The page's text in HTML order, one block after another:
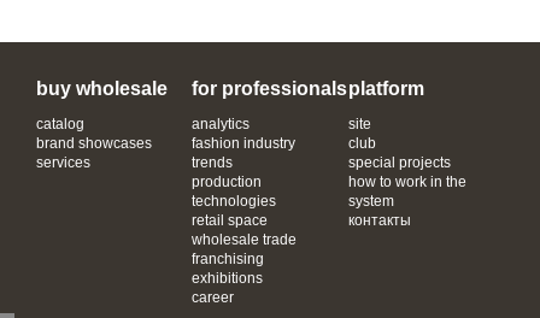
buy wholesale
catalog
brand showcases
services
for professionals
analytics
fashion industry
trends
production
technologies
retail space
wholesale trade
franchising
exhibitions
career
platform
site
club
special projects
how to work in the
system
контакты